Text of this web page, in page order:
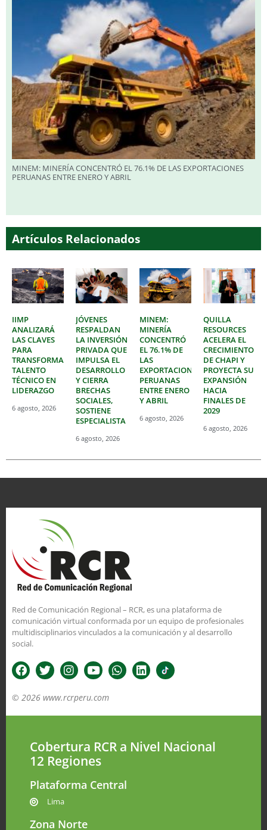
MINEM: MINERÍA CONCENTRÓ EL 76.1% DE LAS EXPORTACIONES
PERUANAS ENTRE ENERO Y ABRIL
Artículos Relacionados
IIMP
ANALIZARÁ
LAS CLAVES
PARA
TRANSFORMAR
TALENTO
TÉCNICO EN
LIDERAZGO
6 agosto, 2026
JÓVENES
RESPALDAN
LA INVERSIÓN
PRIVADA QUE
IMPULSA EL
DESARROLLO
Y CIERRA
BRECHAS
SOCIALES,
SOSTIENE
ESPECIALISTA
6 agosto, 2026
MINEM:
MINERÍA
CONCENTRÓ
EL 76.1% DE
LAS
EXPORTACIONES
PERUANAS
ENTRE ENERO
Y ABRIL
6 agosto, 2026
QUILLA
RESOURCES
ACELERA EL
CRECIMIENTO
DE CHAPI Y
PROYECTA SU
EXPANSIÓN
HACIA
FINALES DE
2029
6 agosto, 2026
Red de Comunicación Regional – RCR, es una plataforma de
comunicación virtual conformada por un equipo de profesionales
multidisciplinarios vinculados a la comunicación y al desarrollo
social.
© 2026 www.rcrperu.com
Cobertura RCR a Nivel Nacional
12 Regiones
Plataforma Central
Lima
Zona Norte